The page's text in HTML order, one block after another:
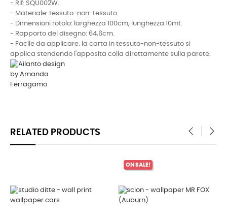
- Rif: SQU002W.
- Materiale: tessuto-non-tessuto.
- Dimensioni rotolo: larghezza 100cm, lunghezza 10mt.
- Rapporto del disegno: 64,6cm.
- Facile da applicare: la carta in tessuto-non-tessuto si
applica stendendo l'apposita colla direttamente sulla parete.
RELATED PRODUCTS
ON SALE!